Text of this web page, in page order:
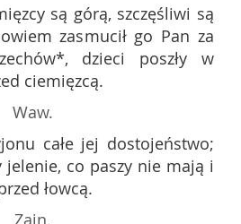
są górą, szczęśliwi są
zasmucił go Pan za
dzieci poszły w
ciemięzcą.
Waw.
całe jej dostojeństwo;
co paszy nie mają i
łowcą.
Zain.